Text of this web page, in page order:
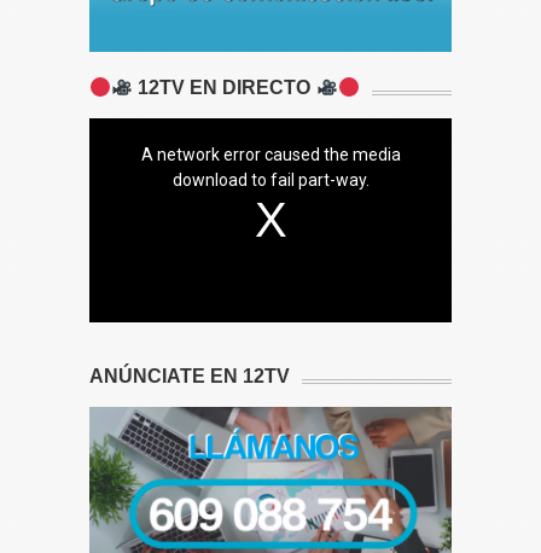
12TV EN DIRECTO
A network error caused the media
download to fail part-way.
ANÚNCIATE EN 12TV